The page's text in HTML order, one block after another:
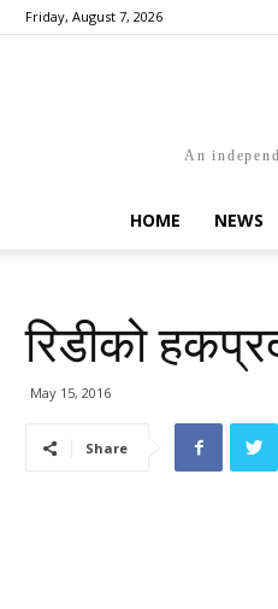
Friday, August 7, 2026
An
HOME NEWS
रिडीको
May 15, 2016
Share